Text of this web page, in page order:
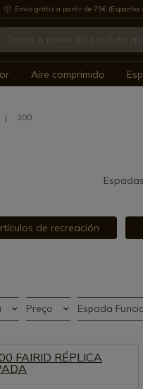
Envio grátis a partir de 75€ (Espanha
Aire comprimido
300
de recreación
Preço Espada